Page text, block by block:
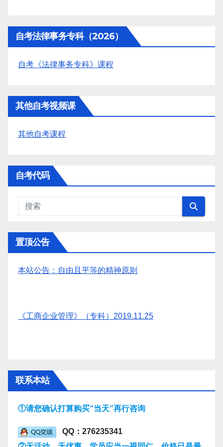
自考法律事务专科（2026）
自考《法律事务专科》课程
其他自考视频课
其他自考课程
自考代码
置顶公告
本站公告：自由且平等的精神原则
《工商企业管理》（专科）2019.11.25
联系本站
①请您确认打算购买“当天”再行咨询
QQ：276235341